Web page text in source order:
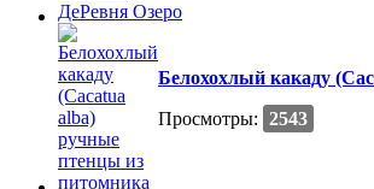
Белохохлый какаду
Просмотры: 2543